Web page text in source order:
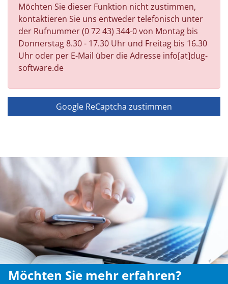
Möchten Sie dieser Funktion nicht zustimmen,
kontaktieren Sie uns entweder telefonisch unter
der Rufnummer (0 72 43) 344-0 von Montag bis
Donnerstag 8.30 - 17.30 Uhr und Freitag bis 16.30
Uhr oder per E-Mail über die Adresse info[at]dug-
software.de
Möchten Sie mehr erfahren?